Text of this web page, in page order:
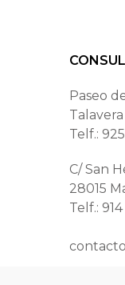
Paseo
Telf.:
C/ San
28015
Telf.: